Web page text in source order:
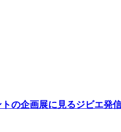
の企画展に見るジビエ発